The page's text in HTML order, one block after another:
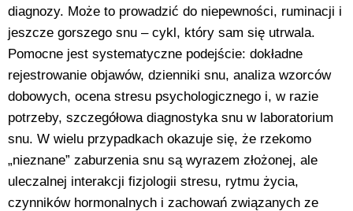
diagnozy. Może to prowadzić do niepewności, ruminacji i
jeszcze gorszego snu – cykl, który sam się utrwala.
Pomocne jest systematyczne podejście: dokładne
rejestrowanie objawów, dzienniki snu, analiza wzorców
dobowych, ocena stresu psychologicznego i, w razie
potrzeby, szczegółowa diagnostyka snu w laboratorium
snu. W wielu przypadkach okazuje się, że rzekomo
„nieznane” zaburzenia snu są wyrazem złożonej, ale
uleczalnej interakcji fizjologii stresu, rytmu życia,
czynników hormonalnych i zachowań związanych ze